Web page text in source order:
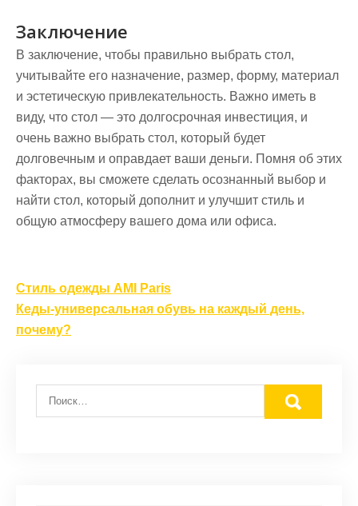
Заключение
В заключение, чтобы правильно выбрать стол,
учитывайте его назначение, размер, форму, материал
и эстетическую привлекательность. Важно иметь в
виду, что стол — это долгосрочная инвестиция, и
очень важно выбрать стол, который будет
долговечным и оправдает ваши деньги. Помня об этих
факторах, вы сможете сделать осознанный выбор и
найти стол, который дополнит и улучшит стиль и
общую атмосферу вашего дома или офиса.
Навигация
по
записям
Стиль одежды AMI Paris
Кеды-универсальная обувь на каждый день,
почему?